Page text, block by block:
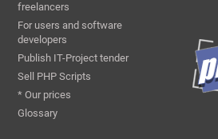
freelancers
For users and software
developers
Publish IT-Project tender
Sell PHP Scripts
* Our prices
Glossary